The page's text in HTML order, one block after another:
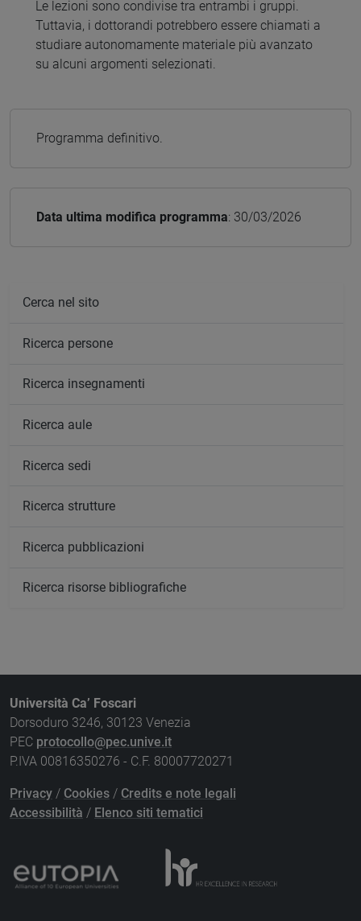
Le lezioni sono condivise tra entrambi i gruppi.
Tuttavia, i dottorandi potrebbero essere chiamati a
studiare autonomamente materiale più avanzato
su alcuni argomenti selezionati.
Programma definitivo.
Data ultima modifica programma: 30/03/2026
Cerca nel sito
Ricerca persone
Ricerca insegnamenti
Ricerca aule
Ricerca sedi
Ricerca strutture
Ricerca pubblicazioni
Ricerca risorse bibliografiche
Università Ca’ Foscari
Dorsoduro 3246, 30123 Venezia
PEC protocollo@pec.unive.it
P.IVA 00816350276 - C.F. 80007720271
Privacy / Cookies / Credits e note legali
Accessibilità / Elenco siti tematici